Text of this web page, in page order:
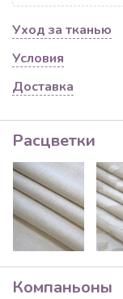
Уход за тканью
Условия
Доставка
Расцветки
Компаньоны